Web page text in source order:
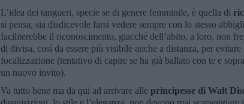
L’idea dei tangueri, specie se di genere femminile, è quella di
si pensa, sia disdicevole farsi vedere sempre con lo stesso
faciliterebbe il riconoscimento, giacché dell’abito, a loro, non
di divisa, così da essere più visibile anche a distanza, per
focalizzazione (tentativo di capire se ha già ballato con te e
un nuovo invito).
Va tutto bene ma da qui ad arrivare alle principesse di Walt